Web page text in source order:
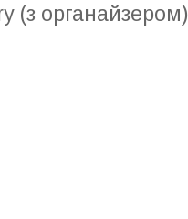
(з органайзером)